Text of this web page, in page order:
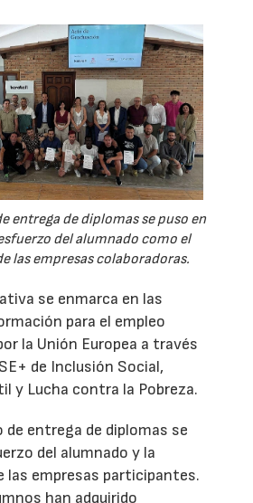
entrega de diplomas se puso en
del alumnado como el
las empresas colaboradoras.
se enmarca en las
para el empleo
la Unión Europea a través
de Inclusión Social,
y Lucha contra la Pobreza.
de entrega de diplomas se
del alumnado y la
las empresas participantes.
han adquirido